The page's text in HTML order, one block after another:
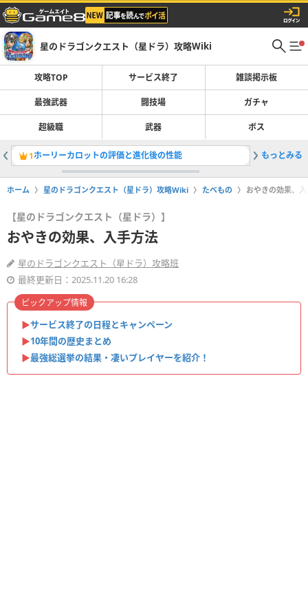
星のドラゴンクエスト（星ドラ）攻略Wiki
攻略TOP サービス終了 雑談掲示板
最強武器 闘技場 ガチャ
超級職 武器 ボス
1ホーリーカロットの評価と進化後の性能 2水のサ
もっとみる
ホーム 星のドラゴンクエスト（星ドラ）攻略Wiki たべもの おやきの効果、
【星のドラゴンクエスト（星ドラ）】
おやきの効果、入手方法
星のドラゴンクエスト（星ドラ）攻略班
最終更新日：2025.11.20 16:28
▶︎サービス終了の日程とキャンペーン
▶︎10年間の歴史まとめ
▶︎最強総選挙の結果・凄いプレイヤーを紹介！
ピックアップ情報